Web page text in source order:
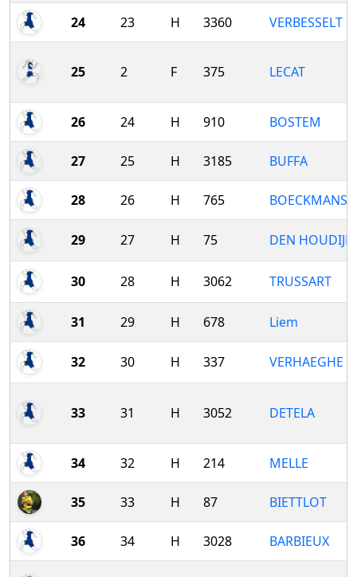
24 23 H 3360 VERBESSELT
25 2 F 375 LECAT
26 24 H 910 BOSTEM
27 25 H 3185 BUFFA
28 26 H 765 BOECKMANS
29 27 H 75 DEN
30 28 H 3062 TRUSSART
31 29 H 678 Liem
32 30 H 337 VERHAEGHE
33 31 H 3052 DETELA
34 32 H 214 MELLE
35 33 H 87 BIETTLOT
36 34 H 3028 BARBIEUX